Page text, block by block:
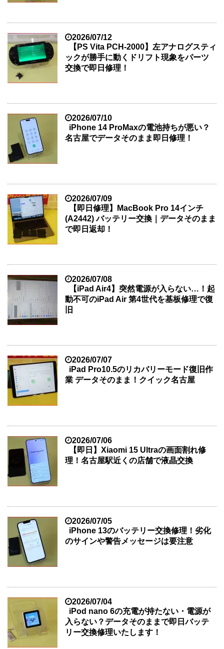
2026/07/12
【PS Vita PCH-2000】左アナログスティ
ックが勝手に動くドリフト現象をパーツ
交換で即日修理！
2026/07/10
iPhone 14 ProMaxの電池持ちが悪い？
名古屋でデータそのまま即日修理！
2026/07/09
【即日修理】MacBook Pro 14インチ
(A2442) バッテリー交換｜データそのまま
で即日返却！
2026/07/08
【iPad Air4】突然電源が入らない…！起
動不可のiPad Air 第4世代を基板修理で復
旧
2026/07/07
iPad Pro10.5のリカバリーモード復旧作
業 データそのまま！クイック名古屋
2026/07/06
【即日】Xiaomi 15 Ultraの画面割れ修
理！名古屋駅近くの店舗で液晶交換
2026/07/05
iPhone 13のバッテリー交換修理！劣化
のサインや警告メッセージは要注意
2026/07/04
iPod nano 6の充電が持たない・電源が
入らない？データそのままで即日バッテ
リー交換修理いたします！